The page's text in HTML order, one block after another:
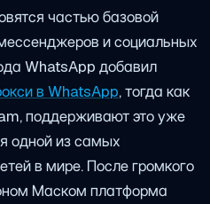
частью базовой
и социальных
WhatsApp добавил
в WhatsApp, тогда как
поддерживают это уже
одной из самых
в мире. После громкого
Маском платформа